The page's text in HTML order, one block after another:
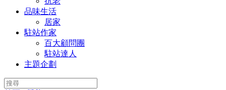
品味生活
居家
駐站作家
百大顧問團
駐站達人
主題企劃